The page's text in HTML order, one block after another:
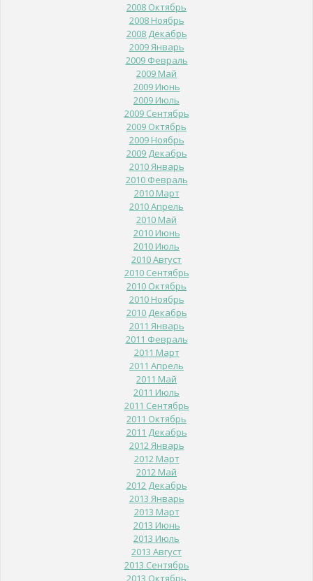
2008 Октябрь
2008 Ноябрь
2008 Декабрь
2009 Январь
2009 Февраль
2009 Май
2009 Июнь
2009 Июль
2009 Сентябрь
2009 Октябрь
2009 Ноябрь
2009 Декабрь
2010 Январь
2010 Февраль
2010 Март
2010 Апрель
2010 Май
2010 Июнь
2010 Июль
2010 Август
2010 Сентябрь
2010 Октябрь
2010 Ноябрь
2010 Декабрь
2011 Январь
2011 Февраль
2011 Март
2011 Апрель
2011 Май
2011 Июль
2011 Сентябрь
2011 Октябрь
2011 Декабрь
2012 Январь
2012 Март
2012 Май
2012 Декабрь
2013 Январь
2013 Март
2013 Июнь
2013 Июль
2013 Август
2013 Сентябрь
2013 Октябрь